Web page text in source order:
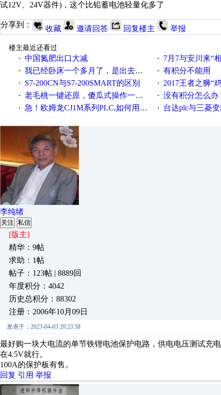
试12V、24V器件)，这个比铅蓄电池轻量化多了
分享到： 收藏 邀请回答 回复楼主 举报
楼主最近还看过
· 中国氮肥出口大减 · 7月7与安川来“
· 我已经卧床一个多月了，是出去安装机械手在高速遭遇车祸所致:大家工作都要特别注意啊 · 有积分不能用
· S7-200CN与S7-200SMART的区别 · 2017王者之狮“鸡”情签到
· 老毛桃一键还原，傻瓜式操作一键轻松备份还原；程序为向导式安装，一键即可实现自动备份或还原系统。 · 没有积分怎么办
· 急！欧姆龙CJ1M系列PLC,如何用时间控制变频器。要求时间在组态王中可以自由输入！拜托各位大神了！ · 台达plc与三菱
李纯绪
关注 私信
[版主]
精华：9帖
求助：1帖
帖子：123帖 | 8889回
年度积分：4042
历史总积分：88302
注册：2006年10月09日
发表于：2023-04-03 20:23:58
最好购一块大电流的单节铁锂电池保护电路，供电电压测试充
在4.5V就行。
100A的保护板有售。
回复 引用 举报